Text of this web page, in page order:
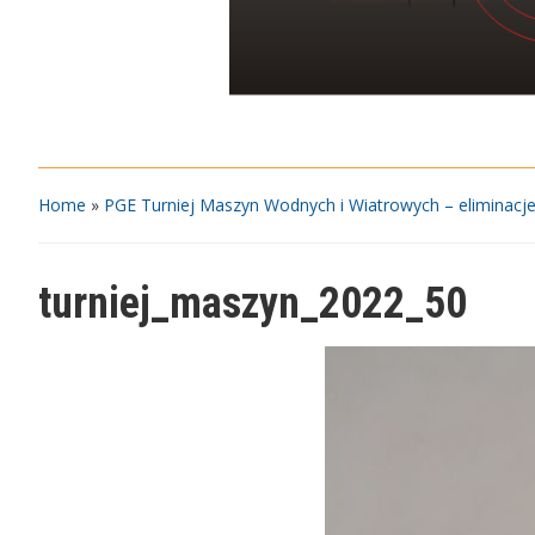
Home » PGE Turniej Maszyn Wodnych i Wiatrowych –
turniej_maszyn_2022_50